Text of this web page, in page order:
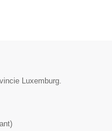
Luxemburg.
)